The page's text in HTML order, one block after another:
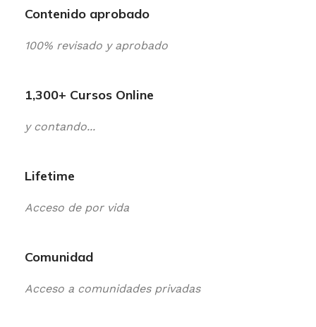
Contenido aprobado
100% revisado y aprobado
1,300+ Cursos Online
y contando...
Lifetime
Acceso de por vida
Comunidad
Acceso a comunidades privadas